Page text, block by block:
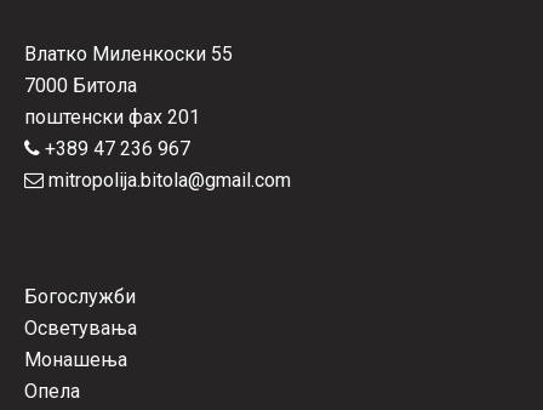
Влатко Миленкоски 55
7000 Битола
поштенски фах 201
+389 47 236 967
mitropolija.bitola@gmail.com
Богослужби
Осветувања
Монашења
Опела